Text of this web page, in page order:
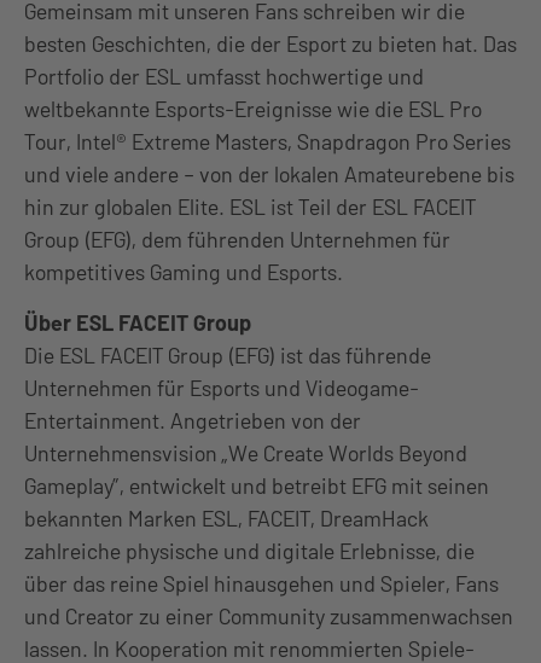
Gemeinsam mit unseren Fans schreiben wir die
besten Geschichten, die der Esport zu bieten hat. Das
Portfolio der ESL umfasst hochwertige und
weltbekannte Esports-Ereignisse wie die ESL Pro
Tour, Intel® Extreme Masters, Snapdragon Pro Series
und viele andere – von der lokalen Amateurebene bis
hin zur globalen Elite. ESL ist Teil der ESL FACEIT
Group (EFG), dem führenden Unternehmen für
kompetitives Gaming und Esports.
Über ESL FACEIT Group
Die ESL FACEIT Group (EFG) ist das führende
Unternehmen für Esports und Videogame-
Entertainment. Angetrieben von der
Unternehmensvision „We Create Worlds Beyond
Gameplay”, entwickelt und betreibt EFG mit seinen
bekannten Marken ESL, FACEIT, DreamHack
zahlreiche physische und digitale Erlebnisse, die
über das reine Spiel hinausgehen und Spieler, Fans
und Creator zu einer Community zusammenwachsen
lassen. In Kooperation mit renommierten Spiele-